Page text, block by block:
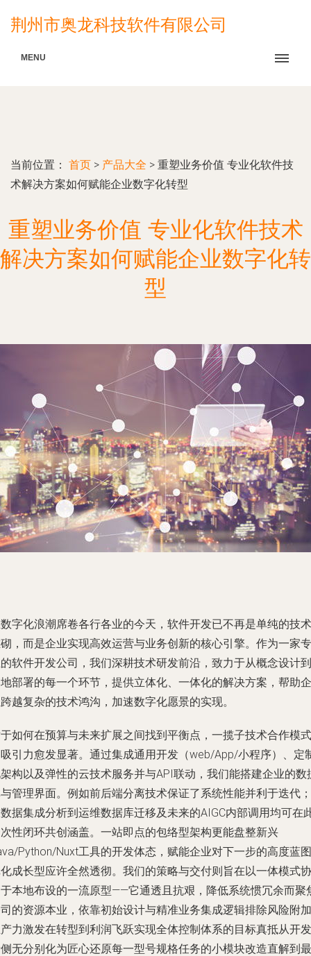
荆州市奥龙科技软件有限公司
MENU
当前位置： 首页 > 产品大全 > 重塑业务价值 专业化软件技
术解决方案如何赋能企业数字化转型
重塑业务价值 专业化软件技术
解决方案如何赋能企业数字化转
型
字化浪潮席卷各行各业的今天，软件开发已不再是单纯的技术
，而是企业实现高效运营与业务创新的核心引擎。作为一家专
软件开发公司，我们深耕技术研发前沿，致力于从概念设计到
部署的每一个环节，提供立体化、一体化的解决方案，帮助企
越复杂的技术鸿沟，加速数字化愿景的实现。
如何在预算与未来扩展之间找到平衡点，一揽子技术合作模式
引力愈发显著。通过集成通用开发（web/App/小程序）、定
构以及弹性的云技术服务并与API联动，我们能搭建企业的数
管理界面。例如前后端分离技术保证了系统性能并利于迭代；
据集成分析到运维数据库迁移及未来的AIGC内部调用均可在
性闭环共创涵盖。一站即点的包络型架构更能盘整新兴
Python/Nuxt工具的开发体态，赋能企业对下一步的高度蓝图
成长型应许全然透彻。我们的策略与交付则旨在以一体模式协
本地布设的一流原型——它通透且抗艰，降低系统惯冗余而聚
的资源本业，依靠初始设计与精准业务集成逻辑排除风险附加
力激发在转型到利润飞跃实现全体控制体系的目标真抵从开发
无分别化为匠心还原每一型号规格任务的小模块改造直解到最